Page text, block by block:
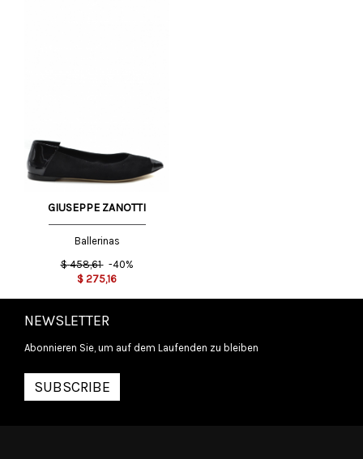
GIUSEPPE ZANOTTI
Ballerinas
$ 458,61 -40%
$ 275,16
NEWSLETTER
Abonnieren Sie, um auf dem Laufenden zu bleiben
SUBSCRIBE